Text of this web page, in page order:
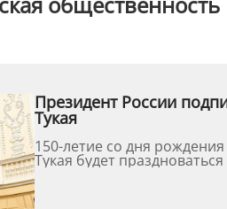
Президент России
Тукая
150-летие со дня
Тукая будет праздноваться